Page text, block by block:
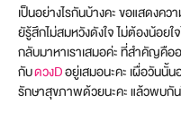
เป็นอย่างไรกันบ้างคะ ขอแสดงค
ยัรู้สึกไม่สมหวังดังใจ ไม่ต้องน้อยใ
กลับมาหาเราเสมอค่ะ ที่สำคัญคื
กับดวงDอยู่เสมอนะคะ เผื่อวันนั้
รักษาสุขภาพด้วยนะคะ แล้วพบกั